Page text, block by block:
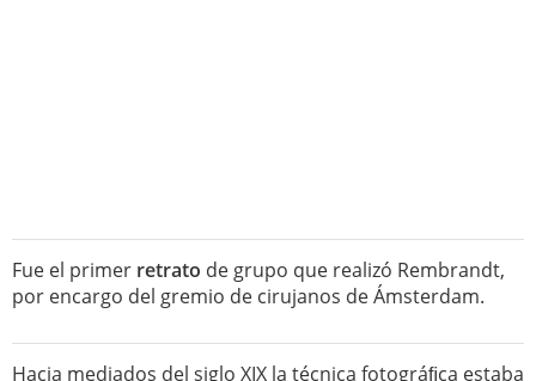
Fue el primer retrato de grupo que realizó Rembrandt,
por encargo del gremio de cirujanos de Ámsterdam.
Hacia mediados del siglo XIX la técnica fotográﬁca estaba